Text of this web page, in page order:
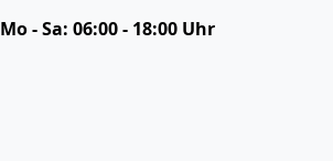
Mo - Sa: 06:00 - 18:00 Uhr